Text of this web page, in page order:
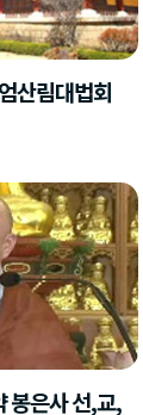
산림대법회
봉은사 선,교,